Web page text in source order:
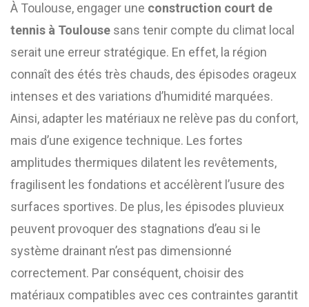
À Toulouse, engager une construction court de
tennis à Toulouse sans tenir compte du climat local
serait une erreur stratégique. En effet, la région
connaît des étés très chauds, des épisodes orageux
intenses et des variations d’humidité marquées.
Ainsi, adapter les matériaux ne relève pas du confort,
mais d’une exigence technique. Les fortes
amplitudes thermiques dilatent les revêtements,
fragilisent les fondations et accélèrent l’usure des
surfaces sportives. De plus, les épisodes pluvieux
peuvent provoquer des stagnations d’eau si le
système drainant n’est pas dimensionné
correctement. Par conséquent, choisir des
matériaux compatibles avec ces contraintes garantit